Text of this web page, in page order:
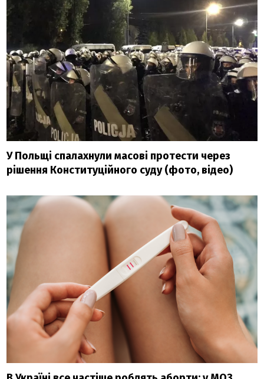
У Польщі спалахнули масові протести через
рішення Конституційного суду (фото, відео)